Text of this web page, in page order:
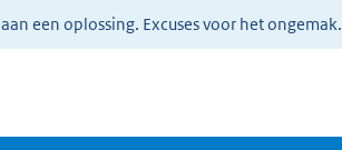
een oplossing. Excuses voor het ongemak.